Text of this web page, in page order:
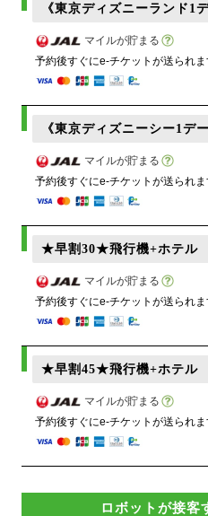
《東京ディズニーランド1
マイルが貯まる
予約後すぐにe-チケットが送られ
《東京ディズニーシー1デ
マイルが貯まる
予約後すぐにe-チケットが送られ
★早割30★飛行機+ホテル
マイルが貯まる
予約後すぐにe-チケットが送られ
★早割45★飛行機+ホテル
マイルが貯まる
予約後すぐにe-チケットが送られ
ロボットが接客